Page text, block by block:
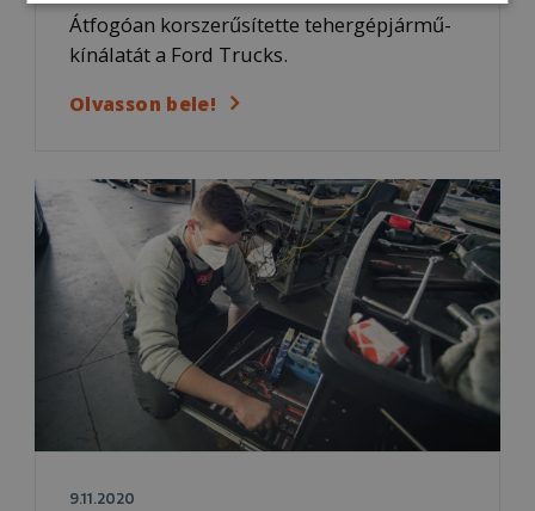
Átfogóan korszerűsítette tehergépjármű-
kínálatát a Ford Trucks.
Olvasson bele!
9.11.2020